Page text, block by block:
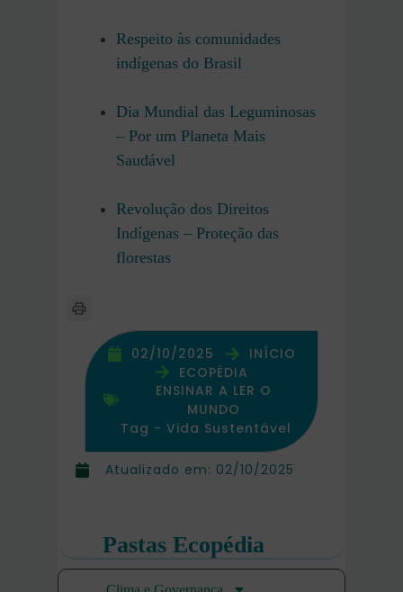
Atualizado em: 02/10/2025
Respeito às comunidades
indígenas do Brasil
Dia Mundial das Leguminosas
– Por um Planeta Mais
Saudável
Revolução dos Direitos
Indígenas – Proteção das
florestas
02/10/2025
INÍCIO
ECOPÉDIA
ENSINAR A LER O
MUNDO
Tag - Vida Sustentável
Pastas Ecopédia